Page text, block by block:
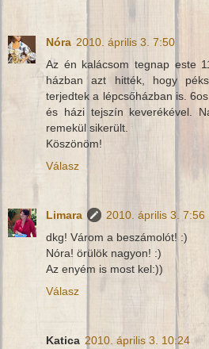
Nóra 2010. április 3. 7:50
Az én kalácsom tegnap este
házban azt hitték, hogy
terjedtek a lépcsőházban is.
és házi tejszín keverékével.
remekül sikerült.
Köszönöm!
Válasz
Limara
2010. április 3. 7:56
dkg! Várom a beszámolót! :)
Nóra! örülök nagyon! :)
Az enyém is most kel:))
Válasz
Katica 2010. április 3. 10:24